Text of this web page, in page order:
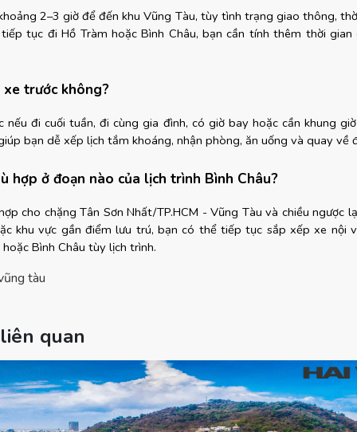
2–3 giờ để đến khu Vũng Tàu, tùy tình trạng giao thông,
tục đi Hồ Tràm hoặc Bình Châu, bạn cần tính thêm thời gian
xe trước không?
nếu đi cuối tuần, đi cùng gia đình, có giờ bay hoặc cần khung
bạn dễ xếp lịch tắm khoáng, nhận phòng, ăn uống và quay về
hợp ở đoạn nào của lịch trình Bình Châu?
cho chặng Tân Sơn Nhất/TP.HCM - Vũng Tàu và chiều ngược
khu vực gần điểm lưu trú, bạn có thể tiếp tục sắp xếp xe nội
hoặc Bình Châu tùy lịch trình.
tàu
quan